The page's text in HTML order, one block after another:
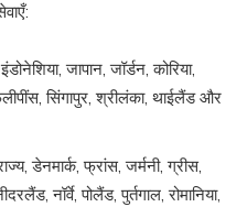
जापान, जॉर्डन, कोरिया,
सिंगापुर, श्रीलंका, थाईलैंड और
डेनमार्क, फ्रांस, जर्मनी, ग्रीस,
नॉर्वे, पोलैंड, पुर्तगाल, रोमानिया,